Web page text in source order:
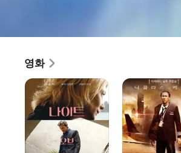
영화
나이트
오브
컵스
레프트
비하인드:
휴거의
시작